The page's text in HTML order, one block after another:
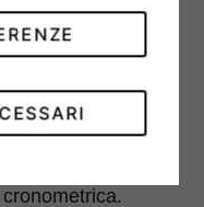
di un Rolex
superlativi:
fase di
Ecco perché il